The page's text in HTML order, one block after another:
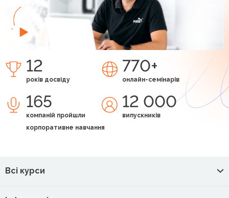
12
років досвіду
770+
онлайн-семінарів
165
компаній пройшли
корпоративне навчання
12 000
випускників
Всі курси